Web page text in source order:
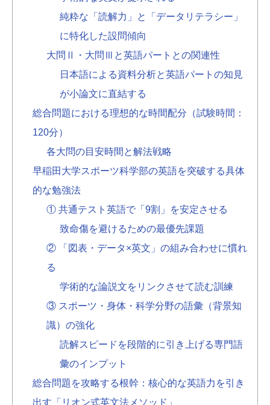
純粋な「読解力」と「データリテラシー」
に特化した設問傾向
大問Ⅱ・大問Ⅲと英語パートとの関連性
日本語による資料分析と英語パートの知見
が小論文に直結する
総合問題における理想的な時間配分（試験時間：
120分）
各大問の目安時間と解法戦略
早稲田大学スポーツ科学部の英語を突破する具体
的な勉強法
① 共通テスト英語で「9割」を安定させる
致命傷を避けるための最優先課題
② 「図表・データ×英文」の組み合わせに慣れ
る
学術的な論説文をリンクさせて読む訓練
③ スポーツ・身体・科学分野の語彙（背景知
識）の強化
読解スピードを段階的に引き上げる専門語
彙のインプット
総合問題を攻略する根幹：核心的な英語力を引き
出す「リオン式英文法メソッド」